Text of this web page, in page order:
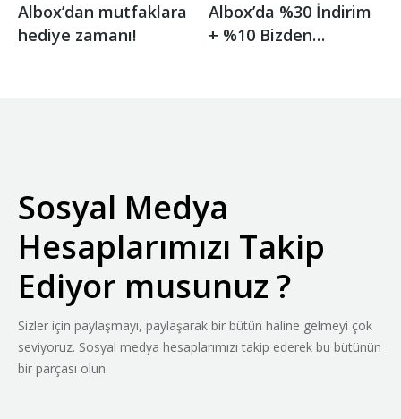
Albox’dan mutfaklara
hediye zamanı!
Albox’da %30 İndirim
+ %10 Bizden
Sosyal Medya
Hesaplarımızı Takip
Ediyor musunuz ?
Sizler için paylaşmayı, paylaşarak bir bütün haline gelmeyi çok
seviyoruz. Sosyal medya hesaplarımızı takip ederek bu bütünün
bir parçası olun.